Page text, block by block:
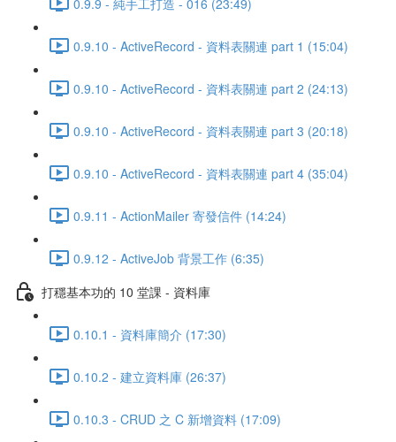
0.9.10 - ActiveRecord - 資料表關連 part 1 (15:04)
0.9.10 - ActiveRecord - 資料表關連 part 2 (24:13)
0.9.10 - ActiveRecord - 資料表關連 part 3 (20:18)
0.9.10 - ActiveRecord - 資料表關連 part 4 (35:04)
0.9.11 - ActionMailer 寄發信件 (14:24)
0.9.12 - ActiveJob 背景工作 (6:35)
打穩基本功的 10 堂課 - 資料庫
0.10.1 - 資料庫簡介 (17:30)
0.10.2 - 建立資料庫 (26:37)
0.10.3 - CRUD 之 C 新增資料 (17:09)